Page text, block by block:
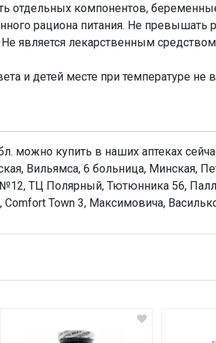
отдельных компонентов,
рациона питания. Не
является лекарственным
и детей месте при температуре
можно купить в наших аптеках
Вильямса, 6 больница, Минская,
ТЦ Полярный, Тютюнника 56,
Town 3, Максимовича,